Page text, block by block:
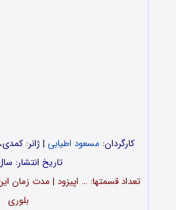
کارگردان: مسعود اطیابی | ژانر:
تاریخ انتشار: سال
بلوری